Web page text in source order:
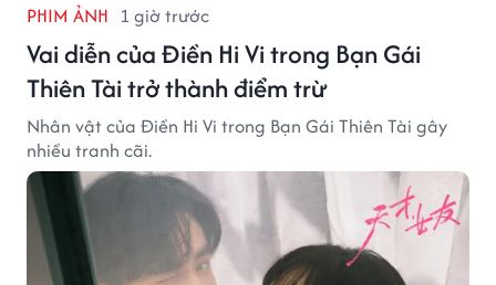
PHIM ẢNH 1 giờ trước
Vai diễn của Điền Hi Vi trong Bạn Gái
Thiên Tài trở thành điểm trừ
Nhân vật của Điền Hi Vi trong Bạn Gái Thiên Tài gây
nhiều tranh cãi.